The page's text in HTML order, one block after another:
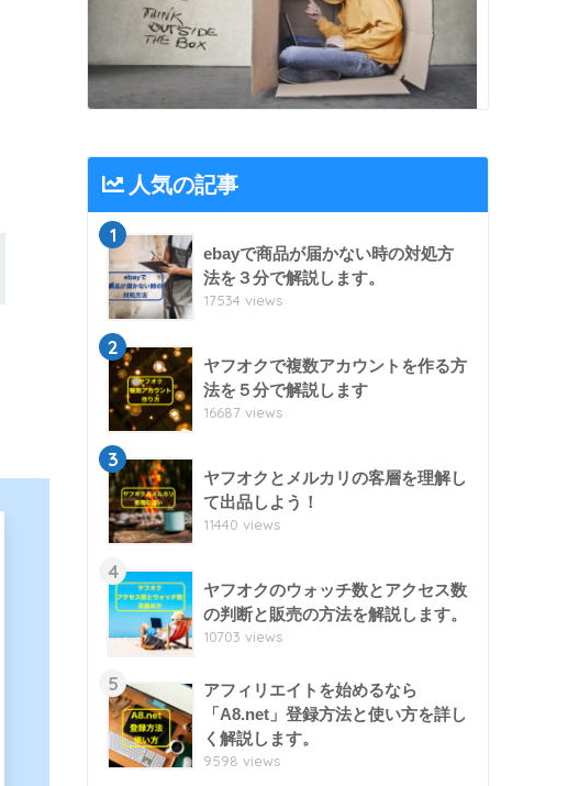
人気の記事
1
ebayで商品が届かない時の対処方
法を３分で解説します。
17534 views
2
ヤフオクで複数アカウントを作る方
法を５分で解説します
16687 views
3
ヤフオクとメルカリの客層を理解し
て出品しよう！
11440 views
4
ヤフオクのウォッチ数とアクセス数
の判断と販売の方法を解説します。
10703 views
5
アフィリエイトを始めるなら
「A8.net」登録方法と使い方を詳し
く解説します。
9598 views